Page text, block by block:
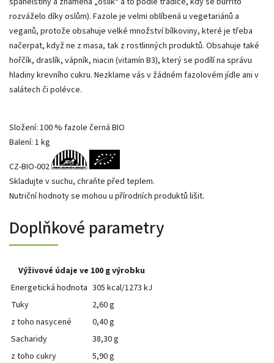
rozváželo díky oslům). Fazole je velmi oblíbená u vegetariánů a
veganů, protože obsahuje velké množství bílkoviny, které je třeba
načerpat, když ne z masa, tak z rostlinných produktů. Obsahuje také
hořčík, draslík, vápník, niacin (vitamín B3), který se podílí na správu
hladiny krevního cukru. Nezklame vás v žádném fazolovém jídle ani v
salátech či polévce.
Složení: 100 % fazole černá BIO
Balení: 1 kg
CZ-BIO-002
Skladujte v suchu, chraňte před teplem.
Nutriční hodnoty se mohou u přírodních produktů lišit.
Doplňkové parametry
Výživové údaje ve 100 g výrobku
Energetická hodnota 305 kcal/1273 kJ
Tuky
2,60 g
z toho nasycené
0,40 g
Sacharidy
38,30 g
z toho cukry
5,90 g